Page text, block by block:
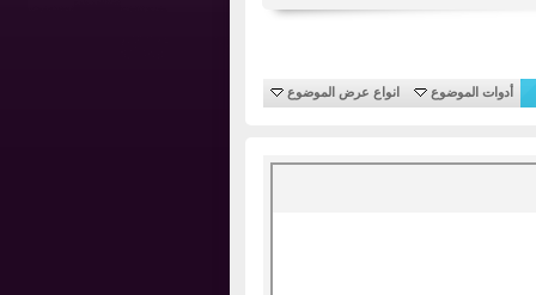
أدوات الموضوع انواع عرض الموضوع